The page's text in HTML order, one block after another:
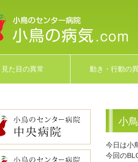
見た目の異常 動き・行動の
小
今日は小
今回の